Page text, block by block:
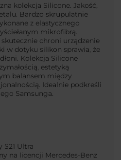
kolekcja Silicone. Jakość,
Bardzo skrupulatnie
z elastycznego
mikrofibrą.
chroni urządzenie
w dotyku silikon sprawia, że
Kolekcja Silicone
estetyką
balansem między
Idealnie podkreśli
Samsunga.
S21 Ultra
na licencji Mercedes-Benz